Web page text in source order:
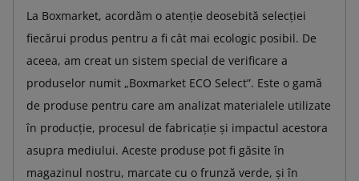
La Boxmarket, acordăm o atenție deosebită selecției
fiecărui produs pentru a fi cât mai ecologic posibil. De
aceea, am creat un sistem special de verificare a
produselor numit „Boxmarket ECO Select”. Este o gamă
de produse pentru care am analizat materialele utilizate
în producție, procesul de fabricație și impactul acestora
asupra mediului. Aceste produse pot fi găsite în
magazinul nostru, marcate cu o frunză verde, și în